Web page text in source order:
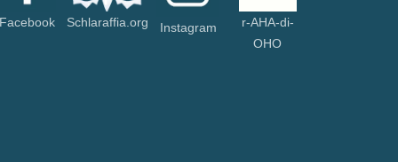
Facebook Schlaraffia.org Instagram
r-AHA-di-
OHO